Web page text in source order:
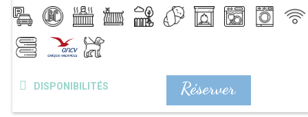
Réserver
DISPONIBILITÉS